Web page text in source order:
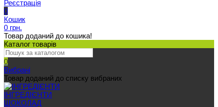
Реєстрація
0
Кошик
0 грн.
Товар доданий до кошика!
Каталог товарів
0
Вибрані
Товар доданий до списку вибраних
ІНГРЕДІЄНТИ
ШОКОЛАД